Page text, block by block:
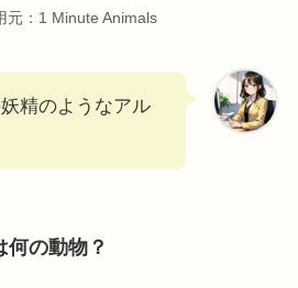
元：1 Minute Animals
精のようなアル
の動物？